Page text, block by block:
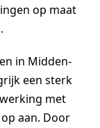
op maat
in Midden-
een sterk
met
aan. Door